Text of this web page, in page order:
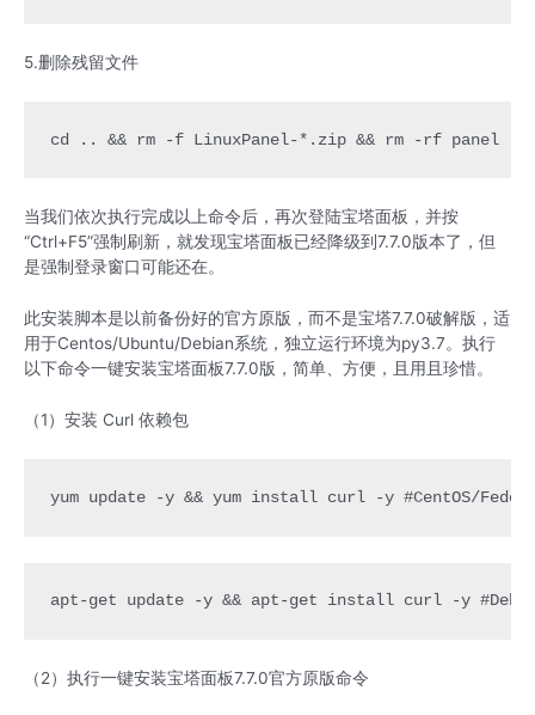
5.删除残留文件
cd .. && rm -f LinuxPanel-*.zip && rm -rf panel
当我们依次执行完成以上命令后，再次登陆宝塔面板，并按
“Ctrl+F5”强制刷新，就发现宝塔面板已经降级到7.7.0版本了，但
是强制登录窗口可能还在。
此安装脚本是以前备份好的官方原版，而不是宝塔7.7.0破解版，适
用于Centos/Ubuntu/Debian系统，独立运行环境为py3.7。执行
以下命令一键安装宝塔面板7.7.0版，简单、方便，且用且珍惜。
（1）安装 Curl 依赖包
yum update -y && yum install curl -y #CentOS/
apt-get update -y && apt-get install curl -y
（2）执行一键安装宝塔面板7.7.0官方原版命令